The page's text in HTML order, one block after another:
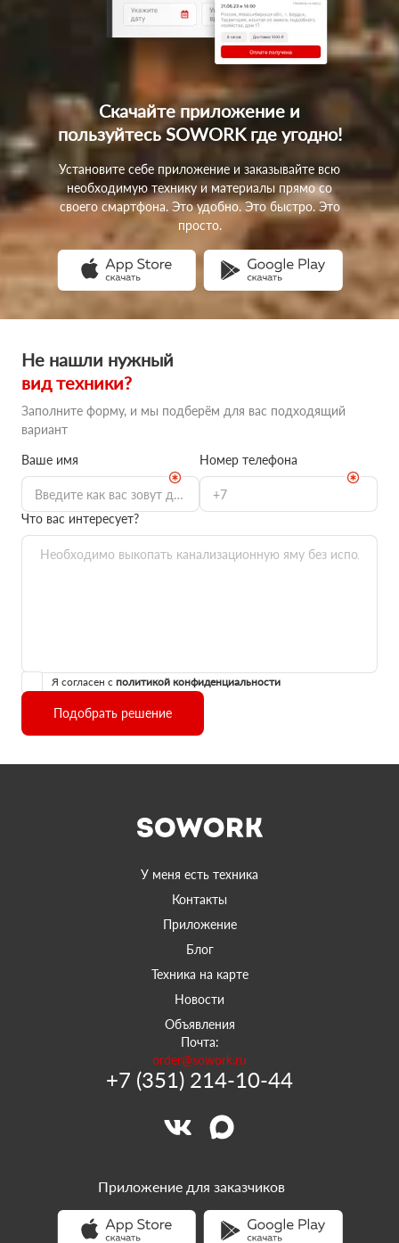
Скачайте приложение и
пользуйтесь SOWORK где угодно!
Установите себе приложение и заказывайте всю
необходимую технику и материалы прямо со
своего смартфона. Это удобно. Это быстро. Это
просто.
Не нашли нужный
вид техники?
Заполните форму, и мы подберём для вас подходящий
вариант
Ваше имя
Номер телефона
Что вас интересует?
Я согласен с политикой конфиденциальности
Подобрать решение
У меня есть техника
Контакты
Приложение
Блог
Техника на карте
Новости
Объявления
Почта:
order@sowork.ru
+7 (351) 214-10-44
Приложение для заказчиков